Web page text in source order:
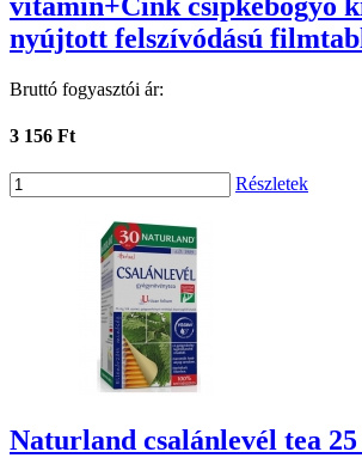
nyújtott felszívódású
Bruttó fogyasztói ár:
3 156 Ft
Részletek
Naturland csalánlevél tea